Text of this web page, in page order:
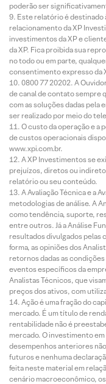
poderão ser
Este relatório é destinado
relacionamento da XP
investimentos da XP e
da XP. Fica proibida sua
no todo ou em parte,
consentimento expresso da
0800 77 20202. A
de canal de contato sempre
com as soluções dadas pela
ser realizado por meio do
O custo da operação e a
de custos operacionais
www.xpi.com.br.
A XP Investimentos se
prejuízos, diretos ou
relatório ou seu conteúdo.
A Avaliação Técnica e a
metodologias de análise. A
como tendência, suporte,
entre outros. Já a Análise
resultados divulgados pelas
forma, as opiniões dos
retornos dadas as
eventos específicos da
Analistas Técnicos, que
preços dos ativos, com
Ação é uma fração do
mercado. É um título de
rentabilidade não é
mercado. O investimento
desempenhos anteriores
futuros e nenhuma
feita neste material em
cenário macroeconômico,